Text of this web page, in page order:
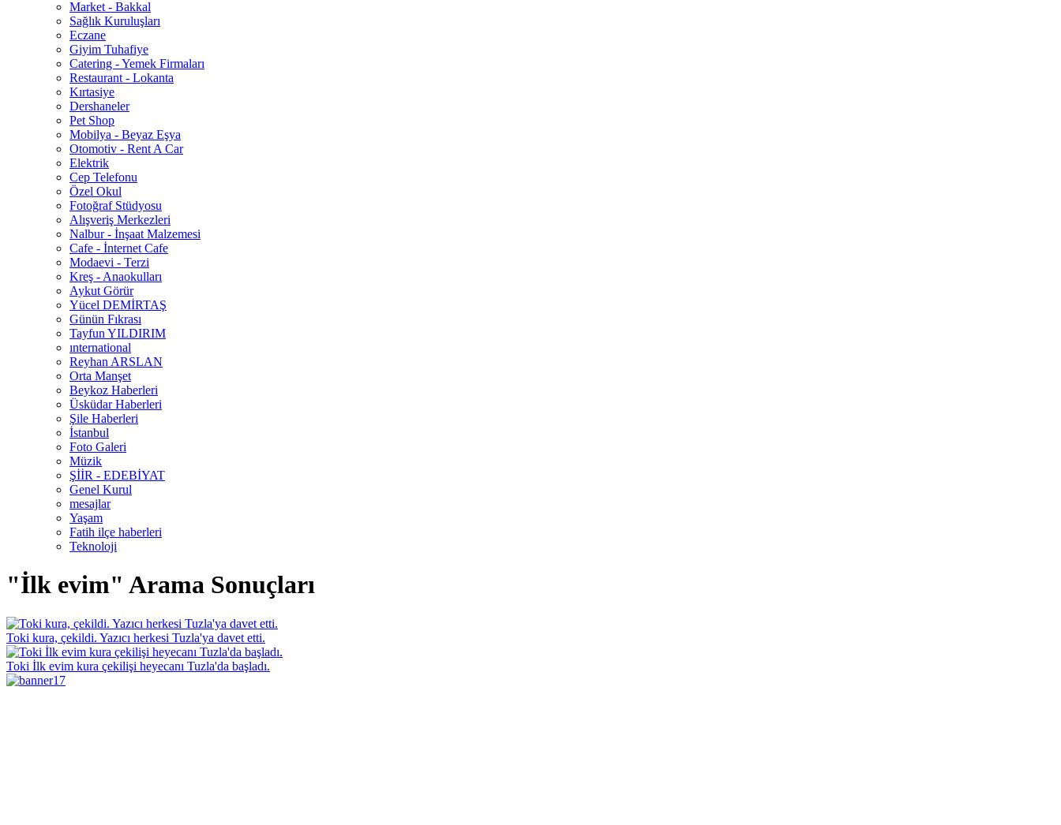
Market - Bakkal
Sağlık Kuruluşları
Eczane
Giyim Tuhafiye
Catering - Yemek Firmaları
Restaurant - Lokanta
Kırtasiye
Dershaneler
Pet Shop
Mobilya - Beyaz Eşya
Otomotiv - Rent A Car
Elektrik
Cep Telefonu
Özel Okul
Fotoğraf Stüdyosu
Alışveriş Merkezleri
Nalbur - İnşaat Malzemesi
Cafe - İnternet Cafe
Modaevi - Terzi
Kreş - Anaokulları
Aykut Görür
Yücel DEMİRTAŞ
Günün Fıkrası
Tayfun YILDIRIM
ınternational
Reyhan ARSLAN
Orta Manşet
Beykoz Haberleri
Üsküdar Haberleri
Şile Haberleri
İstanbul
Foto Galeri
Müzik
ŞİİR - EDEBİYAT
Genel Kurul
mesajlar
Yaşam
Fatih ilçe haberleri
Teknoloji
"İlk evim" Arama Sonuçları
Toki kura, çekildi. Yazıcı herkesi Tuzla'ya davet etti.
Toki İlk evim kura çekilişi heyecanı Tuzla'da başladı.